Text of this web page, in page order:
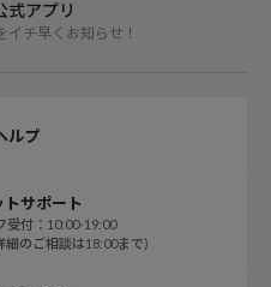
式アプリ
チ早くお知らせ！
ルプ
トサポート
受付：10:00-19:00
細のご相談は18:00まで)